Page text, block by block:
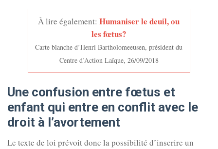
À lire également:Humaniser le deuil, ou
les fœtus?
Carte blanche d’Henri Bartholomeeusen, président du
Centre d’Action Laïque, 26/09/2018
Une confusion entre fœtus et
enfant qui entre en conflit avec le
droit à l’avortement
Le texte de loi prévoit donc la possibilité d’inscrire un